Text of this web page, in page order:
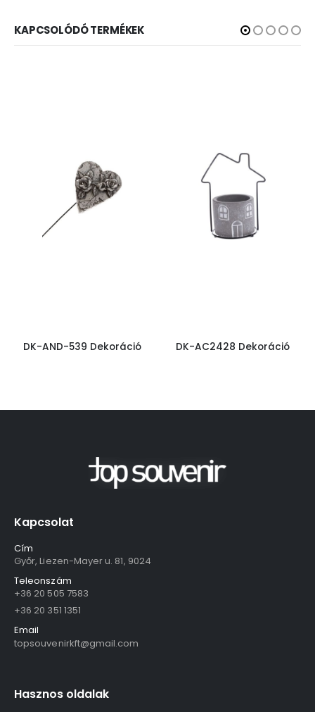
KAPCSOLÓDÓ TERMÉKEK
DK-AND-539 Dekoráció DK-AC2428 Dekoráció
Kapcsolat
Cím
Győr, Liezen-Mayer u. 81, 9024
Teleonszám
+36 20 505 7583
+36 20 351 1351
Email
topsouvenirkft@gmail.com
Hasznos oldalak